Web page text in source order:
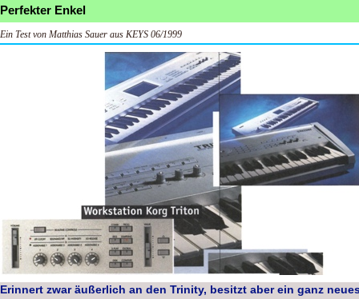
Perfekter Enkel
Ein Test von Matthias Sauer aus KEYS 06/1999
Erinnert zwar äußerlich an den Trinity, besitzt aber ein ganz